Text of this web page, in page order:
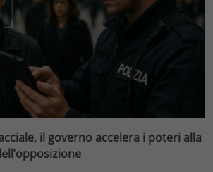
il governo accelera i poteri alla